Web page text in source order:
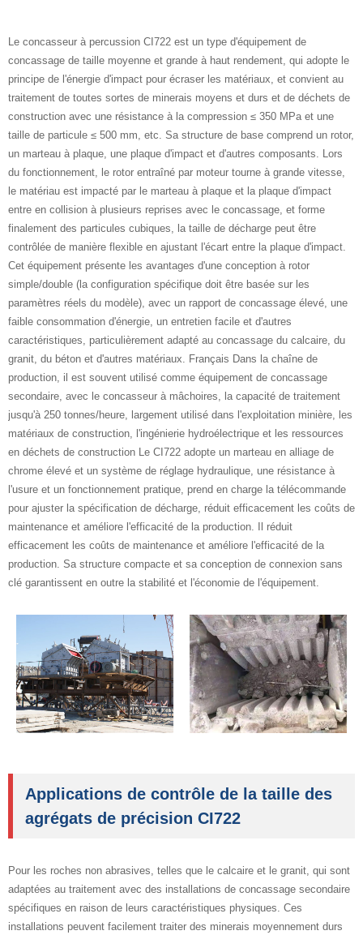
Le concasseur à percussion CI722 est un type d'équipement de
concassage de taille moyenne et grande à haut rendement, qui adopte le
principe de l'énergie d'impact pour écraser les matériaux, et convient au
traitement de toutes sortes de minerais moyens et durs et de déchets de
construction avec une résistance à la compression ≤ 350 MPa et une
taille de particule ≤ 500 mm, etc. Sa structure de base comprend un rotor,
un marteau à plaque, une plaque d'impact et d'autres composants. Lors
du fonctionnement, le rotor entraîné par moteur tourne à grande vitesse,
le matériau est impacté par le marteau à plaque et la plaque d'impact
entre en collision à plusieurs reprises avec le concassage, et forme
finalement des particules cubiques, la taille de décharge peut être
contrôlée de manière flexible en ajustant l'écart entre la plaque d'impact.
Cet équipement présente les avantages d'une conception à rotor
simple/double (la configuration spécifique doit être basée sur les
paramètres réels du modèle), avec un rapport de concassage élevé, une
faible consommation d'énergie, un entretien facile et d'autres
caractéristiques, particulièrement adapté au concassage du calcaire, du
granit, du béton et d'autres matériaux. Français Dans la chaîne de
production, il est souvent utilisé comme équipement de concassage
secondaire, avec le concasseur à mâchoires, la capacité de traitement
jusqu'à 250 tonnes/heure, largement utilisé dans l'exploitation minière, les
matériaux de construction, l'ingénierie hydroélectrique et les ressources
en déchets de construction Le CI722 adopte un marteau en alliage de
chrome élevé et un système de réglage hydraulique, une résistance à
l'usure et un fonctionnement pratique, prend en charge la télécommande
pour ajuster la spécification de décharge, réduit efficacement les coûts de
maintenance et améliore l'efficacité de la production. Il réduit
efficacement les coûts de maintenance et améliore l'efficacité de la
production. Sa structure compacte et sa conception de connexion sans
clé garantissent en outre la stabilité et l'économie de l'équipement.
Applications de contrôle de la taille des
agrégats de précision CI722
Pour les roches non abrasives, telles que le calcaire et le granit, qui sont
adaptées au traitement avec des installations de concassage secondaire
spécifiques en raison de leurs caractéristiques physiques. Ces
installations peuvent facilement traiter des minerais moyennement durs